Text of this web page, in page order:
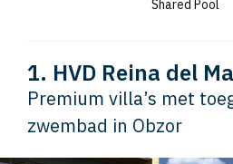
Shared Pool
1. HVD Reina del
Premium villa’s met
zwembad in Obzor